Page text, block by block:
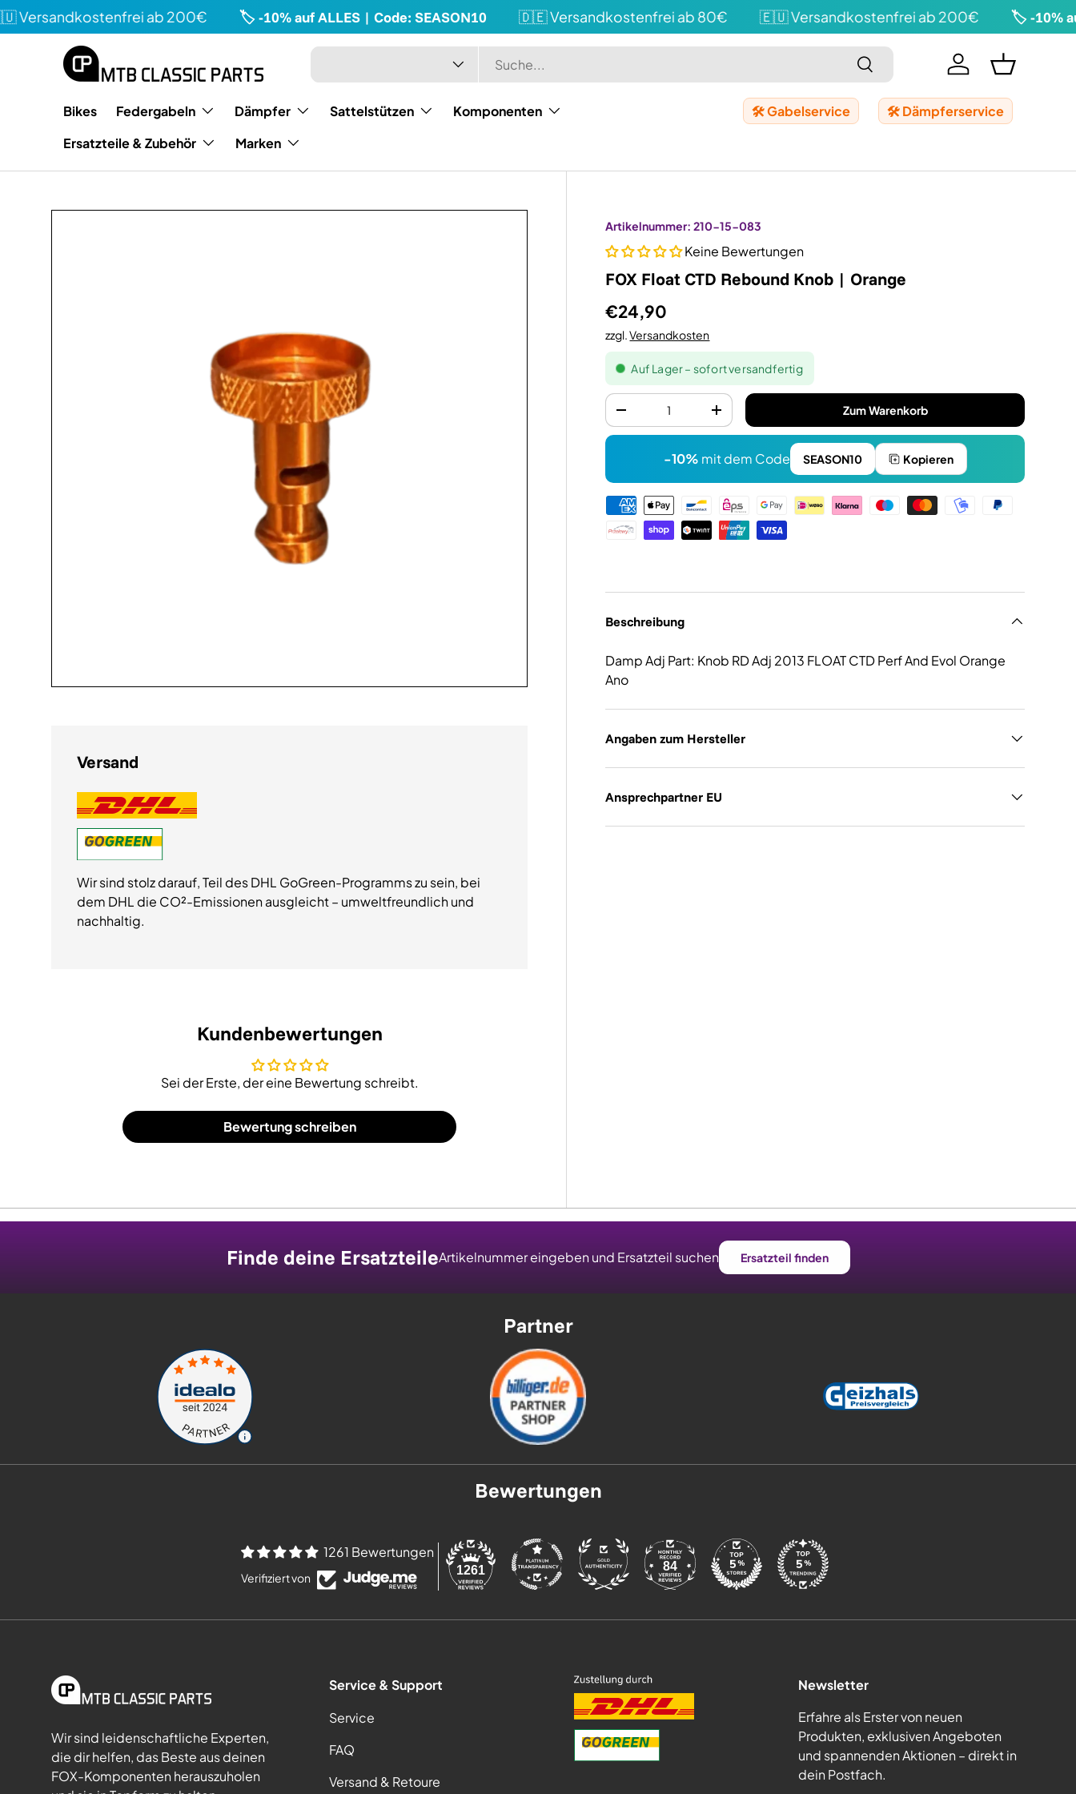
ab 200€ 🏷️ -10% auf ALLES | Code: SEASON10 🇩🇪 Versandkostenfrei ab 80€ 🇪🇺 Versandkostenfrei ab 200€ 🏷️ -10% auf
Suchen
Art
Suchen Einloggen
Bikes Federgabeln Dämpfer Sattelstützen
Komponenten
Ersatzteile & Zubehör
Marken
🛠️ Gabelservice 🛠️ Dämpferservice
Artikelnummer: 210-15-083
Keine Bewertungen
FOX Float CTD Rebound Knob | Orange
€24,90
zzgl.Versandkosten
Auf Lager – sofort versandfertig
Anzahl
-
+ Zum Warenkorb
-10% mit dem Code SEASON10 Kopieren
Zahlungsmethoden
Beschreibung
Damp Adj Part: Knob RD Adj 2013 FLOAT CTD Perf And Evol Orange
Ano
Angaben zum Hersteller
Ansprechpartner EU
Versand
Wir sind stolz darauf, Teil des DHL GoGreen-Programms zu sein, bei
dem DHL die CO²-Emissionen ausgleicht – umweltfreundlich und
nachhaltig.
Kundenbewertungen
Sei der Erste, der eine Bewertung schreibt.
Bewertung schreiben
Finde deine ErsatzteileArtikelnummer eingeben und Ersatzteil suchen Ersatzteil finden
Partner
Bewertungen
1261 Bewertungen
Verifiziert von 1261 84
Wir sind leidenschaftliche Experten,
die dir helfen, das Beste aus deinen
FOX-Komponenten herauszuholen
Service & Support
Service
FAQ
Versand & Retoure
Newsletter
Erfahre als Erster von neuen
Produkten, exklusiven Angeboten
und spannenden Aktionen – direkt in
dein Postfach.